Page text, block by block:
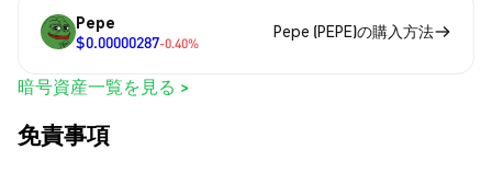
Pepe
$0.00000287-0.40%
Pepe (PEPE)の購入方法
暗号資産一覧を見る >
免責事項